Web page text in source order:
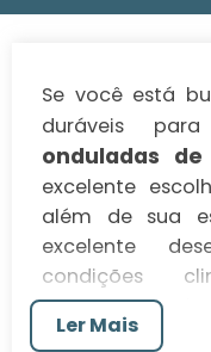
Se você está
duráveis
onduladas
excelente
além de sua
excelente
condições
segurança e a
material leve
Ler Mais